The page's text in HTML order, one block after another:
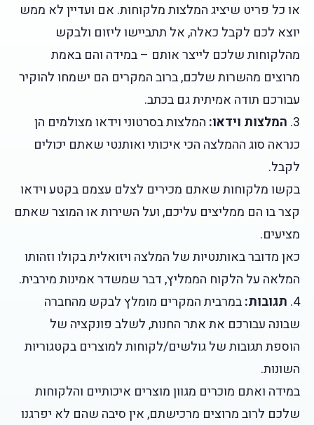
או כל פריט שיציג המלצות מלקוחות. אם ועדיין לא ממש
יוצא לכם לקבל כאלה, אל תתביישו ליזום ולבקש
מהלקוחות שלכם לייצר אותם – במידה והם באמת
מרוצים מהשרות שלכם, ברוב המקרים הם ישמחו להוקיר
עבורכם תודה אמיתית גם בכתב.
3. המלצות וידאו: המלצות בסרטוני וידאו מצולמים הן
כנראה סוג ההמלצה הכי איכותי ואותנטי שאתם יכולים
לקבל.
בקשו מלקוחות שאתם מכירים לצלם עצמם בקטע וידאו
קצר בו הם ממליצים עליכם, ועל השירות או המוצר שאתם
מציעים.
כאן מדובר באותנטיות של המלצה ויזואלית בקולו וזהותו
המלאה על הלקוח הממליץ, דבר שמשדר אמינות מירבית.
4. תגובות:במרבית המקרים מומלץ לבקש מהחברה
שבונה עבורכם את אתר החנות, לשלב פונקציה של
הוספת תגובות של גולשים/לקוחות למוצרים בקטגוריות
השונות.
במידה ואתם מוכרים מגוון מוצרים איכותיים והלקוחות
שלכם לרוב מרוצים מרכישתם, אין סיבה שהם לא יפרגנו